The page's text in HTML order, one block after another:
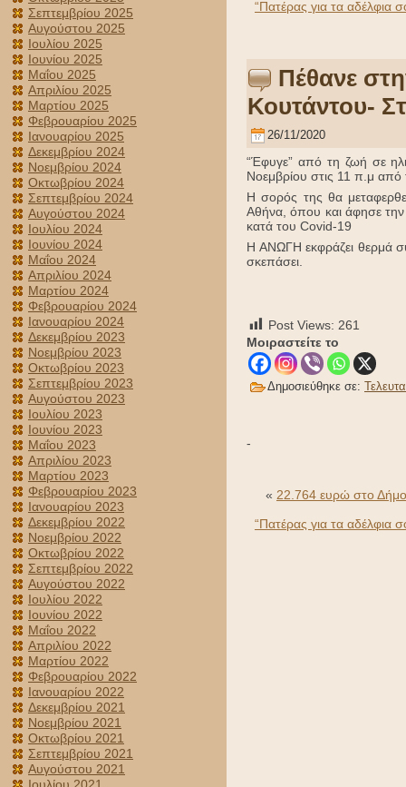
Σεπτεμβρίου 2025
Αυγούστου 2025
Ιουλίου 2025
Ιουνίου 2025
Μαΐου 2025
Απριλίου 2025
Μαρτίου 2025
Φεβρουαρίου 2025
Ιανουαρίου 2025
Δεκεμβρίου 2024
Νοεμβρίου 2024
Οκτωβρίου 2024
Σεπτεμβρίου 2024
Αυγούστου 2024
Ιουλίου 2024
Ιουνίου 2024
Μαΐου 2024
Απριλίου 2024
Μαρτίου 2024
Φεβρουαρίου 2024
Ιανουαρίου 2024
Δεκεμβρίου 2023
Νοεμβρίου 2023
Οκτωβρίου 2023
Σεπτεμβρίου 2023
Αυγούστου 2023
Ιουλίου 2023
Ιουνίου 2023
Μαΐου 2023
Απριλίου 2023
Μαρτίου 2023
Φεβρουαρίου 2023
Ιανουαρίου 2023
Δεκεμβρίου 2022
Νοεμβρίου 2022
Οκτωβρίου 2022
Σεπτεμβρίου 2022
Αυγούστου 2022
Ιουλίου 2022
Ιουνίου 2022
Μαΐου 2022
Απριλίου 2022
Μαρτίου 2022
Φεβρουαρίου 2022
Ιανουαρίου 2022
Δεκεμβρίου 2021
Νοεμβρίου 2021
Οκτωβρίου 2021
Σεπτεμβρίου 2021
Αυγούστου 2021
“Πατέρας για τα αδέλφια
Πέθανε
Κουτάντου-
26/11/2020
“Έφυγε” από τη ζωή σε
Νοεμβρίου στις 11 π.μ από
Η σορός της θα
Αθήνα, όπου και άφησε την
κατά του Covid-19
H ΑΝΩΓΗ εκφράζει θερμά
σκεπάσει.
Post Views: 261
Μοιραστείτε το
Δημοσιεύθηκε σε:
-
« 22.764 ευρώ στο Δήμο
“Πατέρας για τα αδέλφια